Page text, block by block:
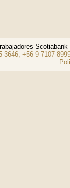
3646, +56 9 7107